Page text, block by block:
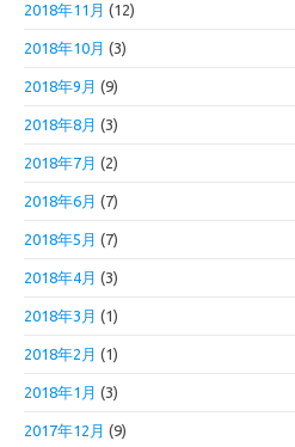
2018年11月 (12)
2018年10月 (3)
2018年9月 (9)
2018年8月 (3)
2018年7月 (2)
2018年6月 (7)
2018年5月 (7)
2018年4月 (3)
2018年3月 (1)
2018年2月 (1)
2018年1月 (3)
2017年12月 (9)